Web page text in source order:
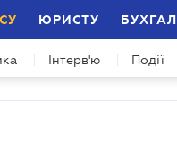
ЮРИСТУ
Інтерв'ю Події